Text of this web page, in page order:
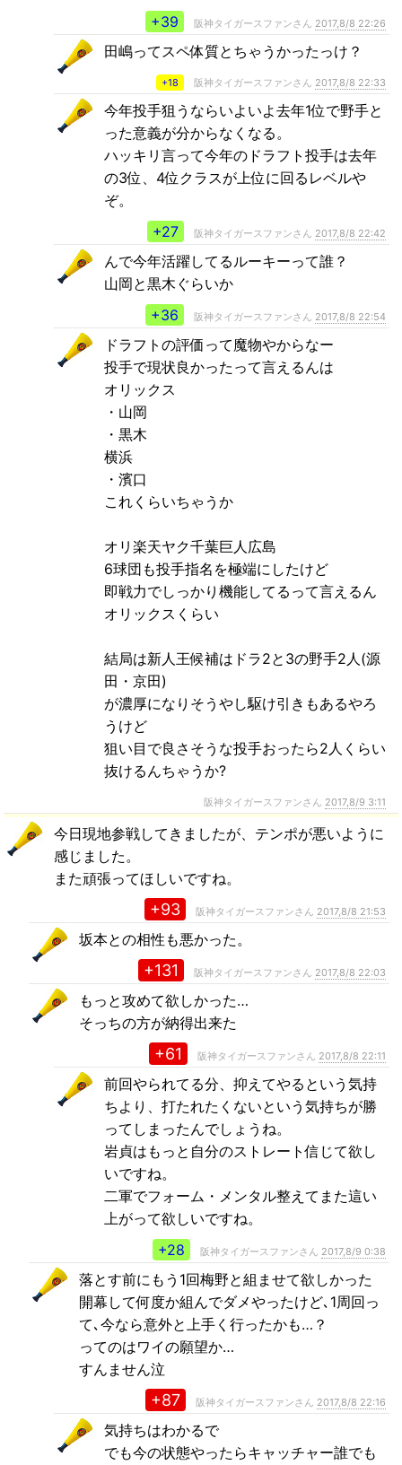
+39
阪神タイガースファンさん 2017,8/8 22:26
田嶋ってスペ体質とちゃうかったっけ？
+18 阪神タイガースファンさん 2017,8/8 22:33
今年投手狙うならいよいよ去年1位で野手と
った意義が分からなくなる。
ハッキリ言って今年のドラフト投手は去年
の3位、4位クラスが上位に回るレベルや
ぞ。
+27
阪神タイガースファンさん 2017,8/8 22:42
んで今年活躍してるルーキーって誰？
山岡と黒木ぐらいか
+36
阪神タイガースファンさん 2017,8/8 22:54
ドラフトの評価って魔物やからなー
投手で現状良かったって言えるんは
オリックス
・山岡
・黒木
横浜
・濱口
これくらいちゃうか
オリ楽天ヤク千葉巨人広島
6球団も投手指名を極端にしたけど
即戦力でしっかり機能してるって言えるん
オリックスくらい
結局は新人王候補はドラ2と3の野手2人(源
田・京田)
が濃厚になりそうやし駆け引きもあるやろ
うけど
狙い目で良さそうな投手おったら2人くらい
抜けるんちゃうか?
阪神タイガースファンさん 2017,8/9 3:11
今日現地参戦してきましたが、テンポが悪いように
感じました。
また頑張ってほしいですね。
+93 阪神タイガースファンさん 2017,8/8 21:53
坂本との相性も悪かった。
+131 阪神タイガースファンさん 2017,8/8 22:03
もっと攻めて欲しかった…
そっちの方が納得出来た
+61 阪神タイガースファンさん 2017,8/8 22:11
前回やられてる分、抑えてやるという気持
ちより、打たれたくないという気持ちが勝
ってしまったんでしょうね。
岩貞はもっと自分のストレート信じて欲し
いですね。
二軍でフォーム・メンタル整えてまた這い
上がって欲しいですね。
+28
阪神タイガースファンさん 2017,8/9 0:38
落とす前にもう1回梅野と組ませて欲しかった
開幕して何度か組んでダメやったけど､1周回っ
て､今なら意外と上手く行ったかも…？
ってのはワイの願望か…
すんません泣
+87 阪神タイガースファンさん 2017,8/8 22:16
気持ちはわかるで
でも今の状態やったらキャッチャー誰でも